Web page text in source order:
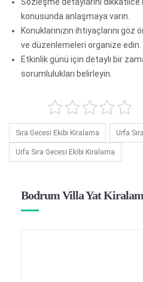
Sözleşme detaylarını
konusunda anlaşmaya varın.
Konuklarınızın ihtiyaçlarını
ve düzenlemeleri organize edin.
Etkinlik günü için detaylı bir
sorumlulukları belirleyin.
Sıra Gecesi Ekibi Kiralama Urfa
Urfa Sıra Gecesi Ekibi Kiralama
Bodrum Villa Yat